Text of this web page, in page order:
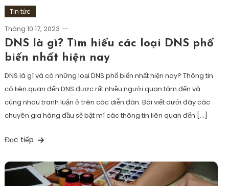
Tin tức
Tháng 10 17, 2023
DNS là gì? Tìm hiểu các loại DNS phổ
biến nhất hiện nay
DNS là gì và có những loại DNS phổ biến nhất hiện nay? Thông tin
có liên quan đến DNS được rất nhiều người quan tâm đến và
cùng nhau tranh luận ở trên các diễn đàn. Bài viết dưới đây các
chuyên gia hàng đầu sẽ bật mí các thông tin liên quan đến […]
Đọc tiếp